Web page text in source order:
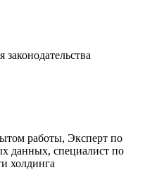
работы, Эксперт по
данных, специалист по
холдинга